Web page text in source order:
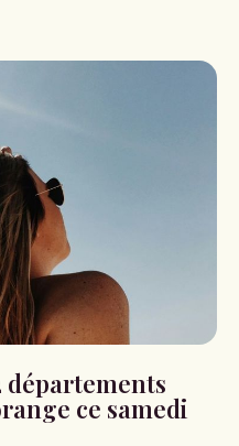
départements
ce samedi